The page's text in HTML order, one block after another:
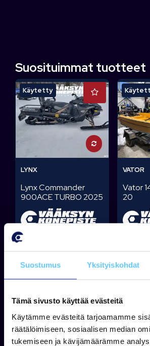
Suostumus Yksityiskohdat
Tämä sivusto käyttää evästeitä
Käytämme evästeitä tarjoamamme
räätälöimiseen, sosiaalisen median
tukemiseen ja kävijämäärämme
Suosituimmat tuotteet
Käytetty
LYNX
Lynx Commander
900ACE TURBO 2025
VATOR
Vator
20